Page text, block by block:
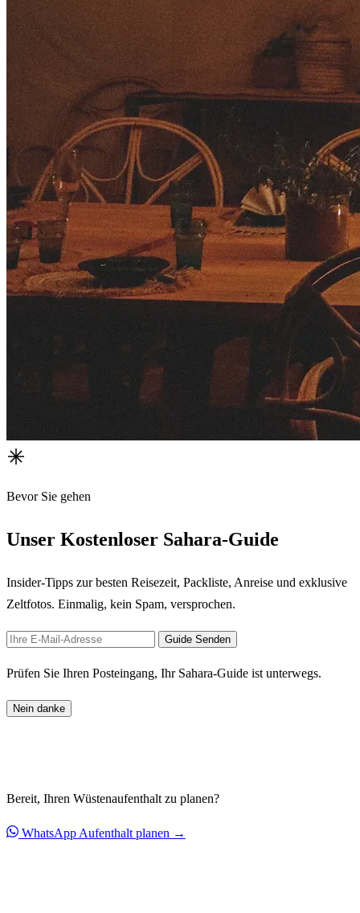
Bevor Sie gehen
Unser Kostenloser Sahara-Guide
Insider-Tipps zur besten Reisezeit, Packliste, Anreise und exklusive
Zeltfotos. Einmalig, kein Spam, versprochen.
Guide Senden
Prüfen Sie Ihren Posteingang, Ihr Sahara-Guide ist unterwegs.
Nein danke
Bereit, Ihren Wüstenaufenthalt zu planen?
WhatsApp Aufenthalt planen →